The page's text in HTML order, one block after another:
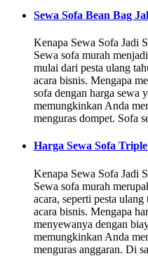
Sewa Sofa Bean Bag
Kenapa Sewa Sofa Jadi
Sewa sofa murah
mulai dari pesta ulang
acara bisnis. Mengapa
sofa dengan harga sewa
memungkinkan Anda
menguras dompet. Sofa
Harga Sewa Sofa
Kenapa Sewa Sofa Jadi
Sewa sofa murah
acara, seperti pesta
acara bisnis. Mengapa
menyewanya dengan
memungkinkan Anda
menguras anggaran. Di